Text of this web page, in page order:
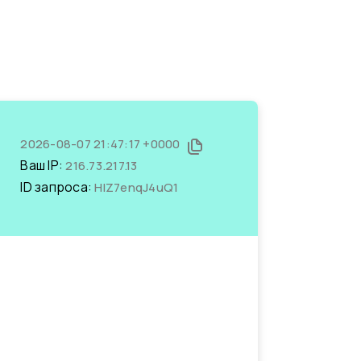
2026-08-07 21:47:17 +0000
Ваш IP:216.73.217.13
ID запроса:HlZ7enqJ4uQ1